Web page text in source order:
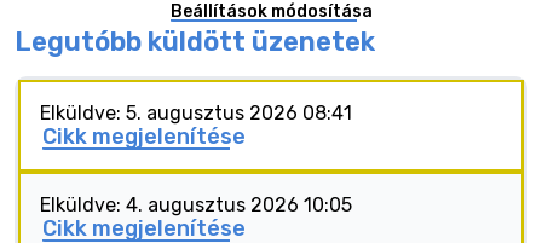
Beállítások módosítása
Legutóbb küldött üzenetek
Elküldve: 5. augusztus 2026 08:41
Cikk megjelenítése
Elküldve: 4. augusztus 2026 10:05
Cikk megjelenítése